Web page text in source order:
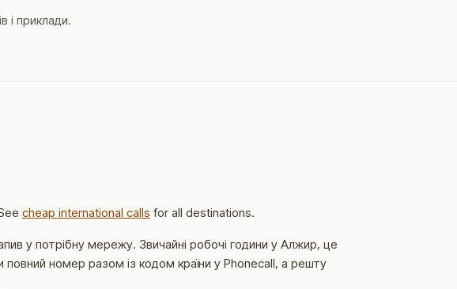
і приклади.
cheap international calls for all destinations.
у потрібну мережу. Звичайні робочі години у Алжир, це
повний номер разом із кодом країни у Phonecall, а решту